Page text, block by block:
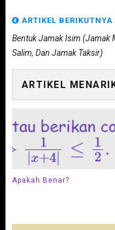
ARTIKEL BERIKUTNYA
Bentuk Jamak Isim (Jamak
Salim, Dan Jamak Taksir)
ARTIKEL
Apakah Benar?